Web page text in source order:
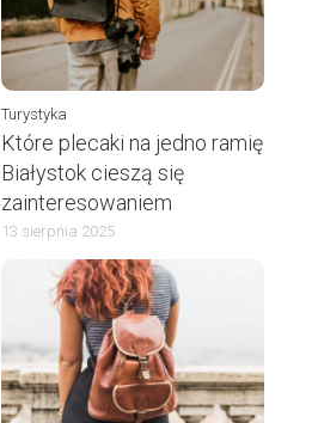
Turystyka
Które plecaki na jedno ramię
Białystok cieszą się
zainteresowaniem
13 sierpnia 2025